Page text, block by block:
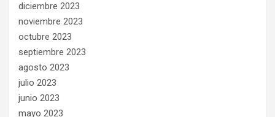
diciembre 2023
noviembre 2023
octubre 2023
septiembre 2023
agosto 2023
julio 2023
junio 2023
mayo 2023